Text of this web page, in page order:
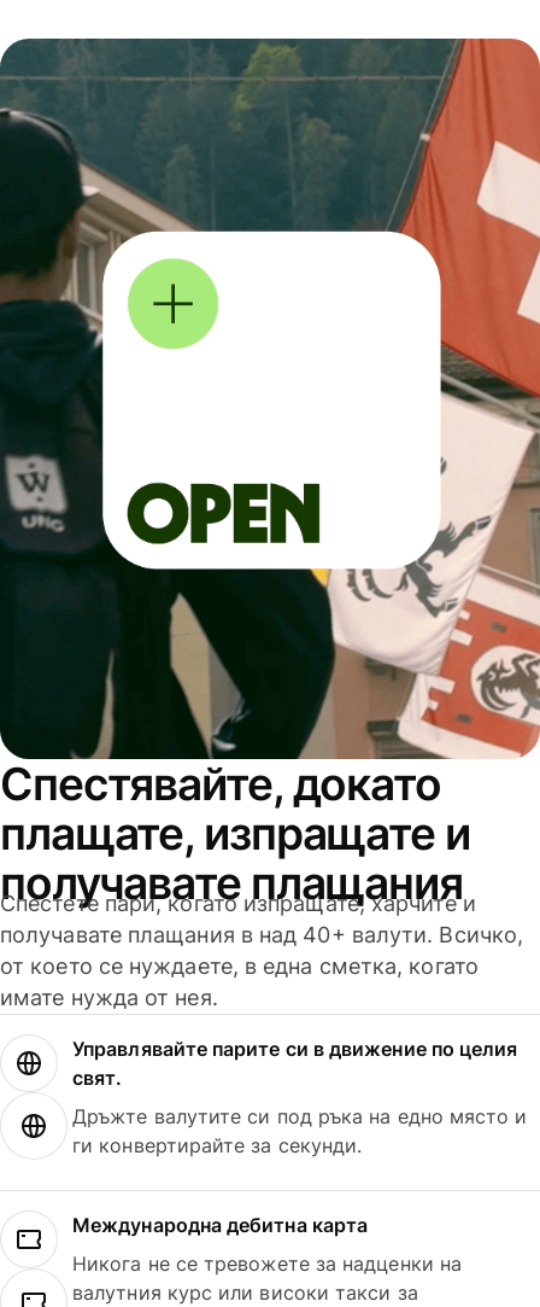
Спестявайте, докато
плащате, изпращате и
получавате плащания
Спестете пари, когато изпращате, харчите и
получавате плащания в над 40+ валути. Всичко,
от което се нуждаете, в една сметка, когато
имате нужда от нея.
Управлявайте парите си в движение по целия
свят.
Дръжте валутите си под ръка на едно място и
ги конвертирайте за секунди.
Международна дебитна карта
Никога не се тревожете за надценки на
валутния курс или високи такси за